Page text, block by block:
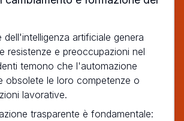
dell'intelligenza artificiale genera
resistenze e preoccupazioni nel
temono che l'automazione
obsolete le loro competenze o
lavorative.
trasparente è fondamentale: